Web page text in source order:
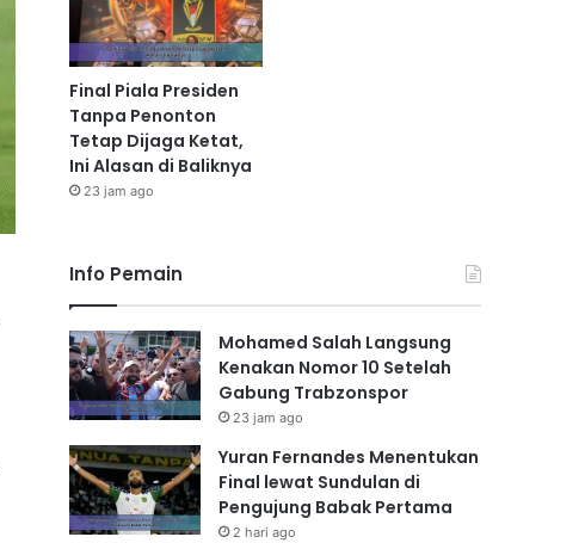
Final Piala Presiden
Tanpa Penonton
Tetap Dijaga Ketat,
Ini Alasan di Baliknya
23 jam ago
Info Pemain
Mohamed Salah Langsung
Kenakan Nomor 10 Setelah
Gabung Trabzonspor
23 jam ago
Yuran Fernandes Menentukan
Final lewat Sundulan di
Pengujung Babak Pertama
2 hari ago